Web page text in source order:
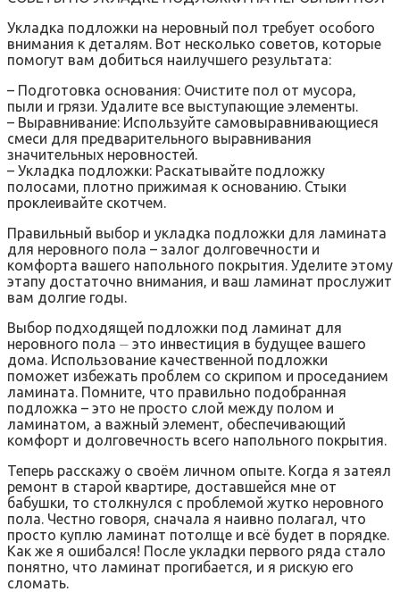
Укладка подложки на неровный пол требует особого
внимания к деталям. Вот несколько советов‚ которые
помогут вам добиться наилучшего результата:
– Подготовка основания: Очистите пол от мусора‚
пыли и грязи. Удалите все выступающие элементы.
– Выравнивание: Используйте самовыравнивающиеся
смеси для предварительного выравнивания
значительных неровностей.
– Укладка подложки: Раскатывайте подложку
полосами‚ плотно прижимая к основанию. Стыки
проклеивайте скотчем.
Правильный выбор и укладка подложки для ламината
для неровного пола – залог долговечности и
комфорта вашего напольного покрытия. Уделите этому
этапу достаточно внимания‚ и ваш ламинат прослужит
вам долгие годы.
Выбор подходящей подложки под ламинат для
неровного пола ⏤ это инвестиция в будущее вашего
дома. Использование качественной подложки
поможет избежать проблем со скрипом и проседанием
ламината. Помните‚ что правильно подобранная
подложка – это не просто слой между полом и
ламинатом‚ а важный элемент‚ обеспечивающий
комфорт и долговечность всего напольного покрытия.
Теперь расскажу о своём личном опыте. Когда я затеял
ремонт в старой квартире‚ доставшейся мне от
бабушки‚ то столкнулся с проблемой жутко неровного
пола. Честно говоря‚ сначала я наивно полагал‚ что
просто куплю ламинат потолще и всё будет в порядке.
Как же я ошибался! После укладки первого ряда стало
понятно‚ что ламинат прогибается‚ и я рискую его
сломать.